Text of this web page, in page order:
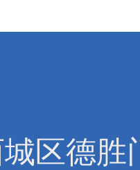
区德胜